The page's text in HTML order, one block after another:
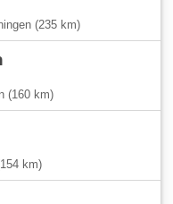
(235 km)
(160 km)
km)